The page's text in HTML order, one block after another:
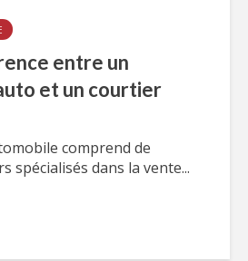
entre un
et un courtier
comprend de
spécialisés dans la vente...